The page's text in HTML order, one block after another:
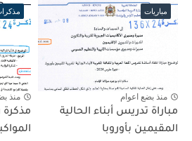
مباريات
منذ بضع اعوام
مباراة تدريس أبناء الحالية
المقيمين بأوروبا
منذ